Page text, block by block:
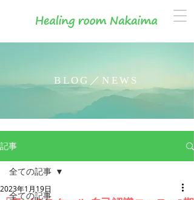
BLOG／NEWS
記事
全ての記事
全ての記事
2023年1月19日